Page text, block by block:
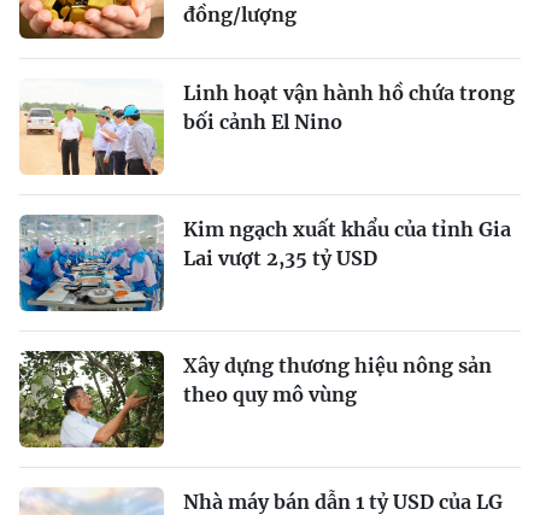
đồng/lượng
Linh hoạt vận hành hồ chứa trong
bối cảnh El Nino
Kim ngạch xuất khẩu của tỉnh Gia
Lai vượt 2,35 tỷ USD
Xây dựng thương hiệu nông sản
theo quy mô vùng
Nhà máy bán dẫn 1 tỷ USD của LG